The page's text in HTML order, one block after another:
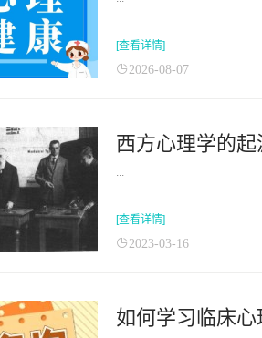
[查看详情]
2026-08-07
西方心理学的
...
[查看详情]
2023-03-16
如何学习临床心